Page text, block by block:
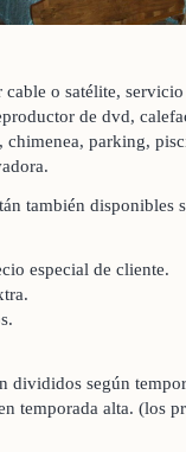
o satélite,
de dvd,
chimenea, parking,
también disponibles
especial de cliente.
divididos según
temporada alta. (los